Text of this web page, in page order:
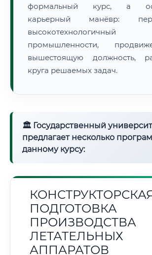
формальный курс, а
карьерный манёвр:
высокотехнологичный
промышленности,
вышестоящую должность,
круга решаемых задач.
🏛 Государственный
предлагает несколько
данному курсу:
ПОДГОТОВКА
ПРОИЗВОДСТВА
ЛЕТАТЕЛЬНЫХ
АППАРАТОВ